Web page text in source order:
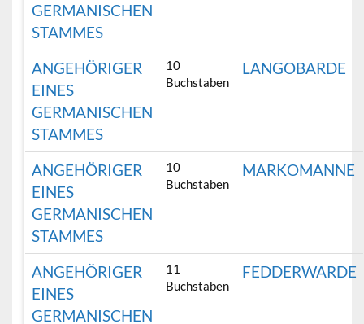
GERMANISCHEN
STAMMES
ANGEHÖRIGER
EINES
GERMANISCHEN
STAMMES
10
Buchstaben
LANGOBARDE
ANGEHÖRIGER
EINES
GERMANISCHEN
STAMMES
10
Buchstaben
MARKOMANNE
ANGEHÖRIGER
EINES
GERMANISCHEN
11
Buchstaben
FEDDERWARDE